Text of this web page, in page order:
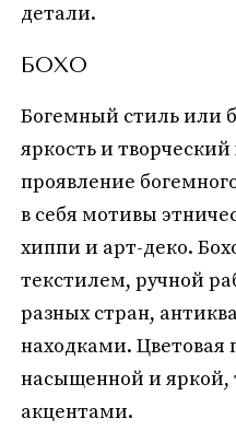
детали.
БОХО
Богемный стиль или
яркость и
проявление
в себя мотивы
хиппи и арт-деко.
текстилем, ручной
разных стран,
находками.
насыщенной и яркой,
акцентами.